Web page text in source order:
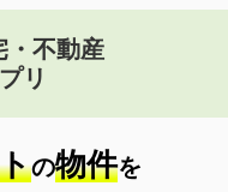
・不動産
リ
の物件を